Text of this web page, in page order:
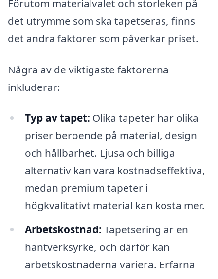
Förutom materialvalet och storleken på
det utrymme som ska tapetseras, finns
det andra faktorer som påverkar priset.
Några av de viktigaste faktorerna
inkluderar:
Typ av tapet: Olika tapeter har olika
priser beroende på material, design
och hållbarhet. Ljusa och billiga
alternativ kan vara kostnadseffektiva,
medan premium tapeter i
högkvalitativt material kan kosta mer.
Arbetskostnad: Tapetsering är en
hantverksyrke, och därför kan
arbetskostnaderna variera. Erfarna